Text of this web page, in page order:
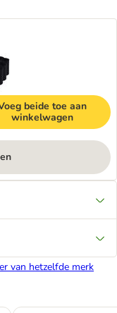
beide toe aan
winkelwagen
van hetzelfde merk